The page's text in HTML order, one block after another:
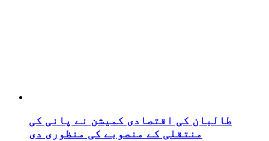
طالبان کی اقتصادی کمیشن نے پانی کی
منتقلی کے منصوبے کی منظوری دی